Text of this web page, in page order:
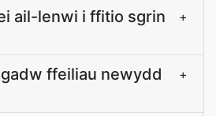
ail-lenwi i ffitio sgrin
+
ffeiliau newydd
+